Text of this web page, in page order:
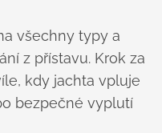
všechny typy a
z přístavu. Krok za
kdy jachta vpluje
bezpečné vyplutí